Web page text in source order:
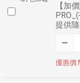
【加
提供
優惠價